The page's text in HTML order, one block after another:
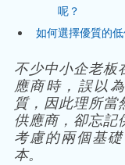
呢？
如何選擇優質的
不少中小企老板
應商時，誤以
質，因此理所當
供應商，卻忘記
考慮的兩個基
本。